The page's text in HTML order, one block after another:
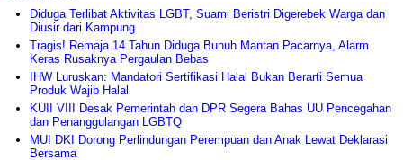
Diduga Terlibat Aktivitas LGBT, Suami Beristri Digerebek Warga dan
Diusir dari Kampung
Tragis! Remaja 14 Tahun Diduga Bunuh Mantan Pacarnya, Alarm
Keras Rusaknya Pergaulan Bebas
IHW Luruskan: Mandatori Sertifikasi Halal Bukan Berarti Semua
Produk Wajib Halal
KUII VIII Desak Pemerintah dan DPR Segera Bahas UU Pencegahan
dan Penanggulangan LGBTQ
MUI DKI Dorong Perlindungan Perempuan dan Anak Lewat Deklarasi
Bersama